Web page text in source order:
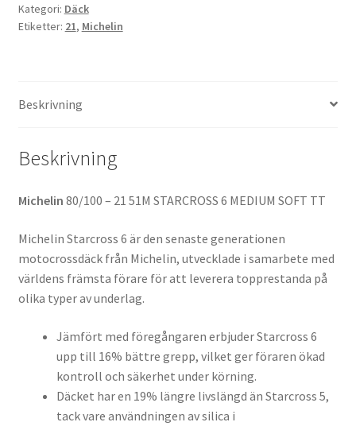
80/100
-
(fram)
Kategori: Däck
Etiketter: 21, Michelin
Beskrivning
Beskrivning
Michelin 80/100 – 21 51M STARCROSS 6 MEDIUM SOFT TT
Michelin Starcross 6 är den senaste generationen
motocrossdäck från Michelin, utvecklade i samarbete med
världens främsta förare för att leverera topprestanda på
olika typer av underlag.
Jämfört med föregångaren erbjuder Starcross 6
upp till 16% bättre grepp, vilket ger föraren ökad
kontroll och säkerhet under körning.
Däcket har en 19% längre livslängd än Starcross 5,
tack vare användningen av silica i